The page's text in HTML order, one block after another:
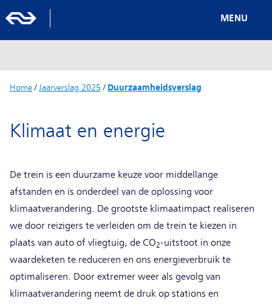
MENU
Home/ Jaarverslag 2025 / Duurzaamheidsverslag
Klimaat en energie
De trein is een duurzame keuze voor middellange
afstanden en is onderdeel van de oplossing voor
klimaatverandering. De grootste klimaatimpact realiseren
we door reizigers te verleiden om de trein te kiezen in
plaats van auto of vliegtuig, de CO2-uitstoot in onze
waardeketen te reduceren en ons energieverbruik te
optimaliseren. Door extremer weer als gevolg van
klimaatverandering neemt de druk op stations en